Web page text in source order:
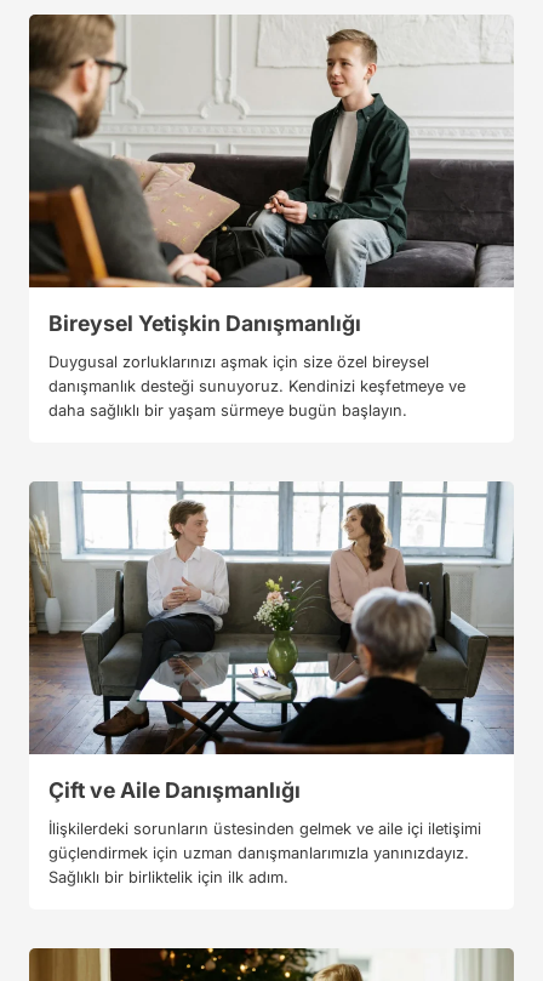
Bireysel Yetişkin Danışmanlığı
Duygusal zorluklarınızı aşmak için size özel bireysel
danışmanlık desteği sunuyoruz. Kendinizi keşfetmeye ve
daha sağlıklı bir yaşam sürmeye bugün başlayın.
Çift ve Aile Danışmanlığı
İlişkilerdeki sorunların üstesinden gelmek ve aile içi iletişimi
güçlendirmek için uzman danışmanlarımızla yanınızdayız.
Sağlıklı bir birliktelik için ilk adım.